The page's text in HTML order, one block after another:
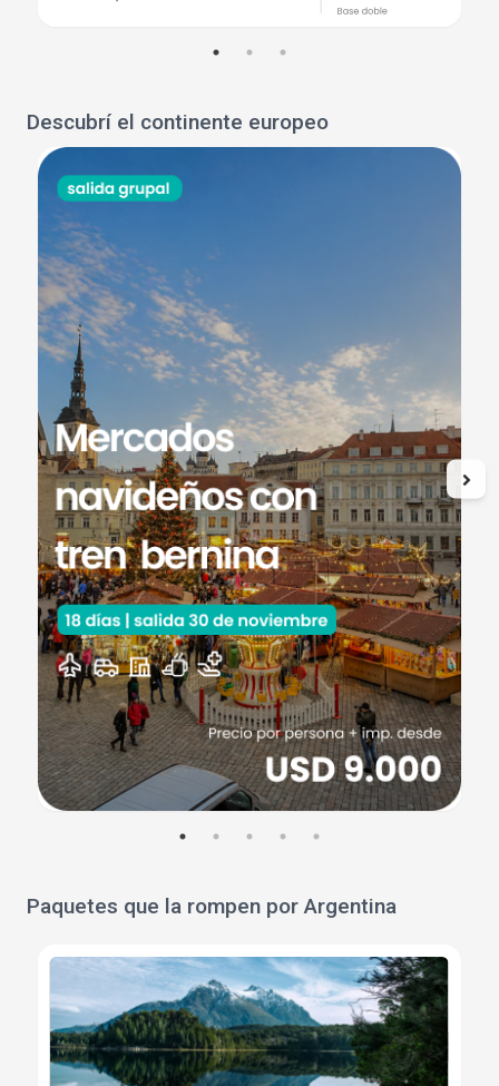
Descubrí el continente europeo
Paquetes que la rompen por Argentina